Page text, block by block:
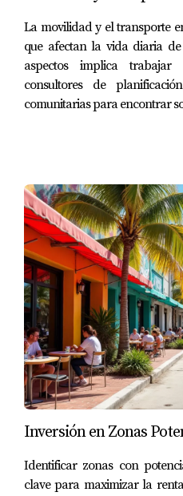
¿Es mejor alquilar o
Depende de tus
largo plazo. Alquilar puede
que comprar es una
¿Cómo afectan los
Los precios pueden variar
barrios. Es importante
¿Qué factores
nuevo barrio?
Proximidad al trabajo,
servicios y seguridad son
¿Hay áreas donde se
presupuesto?
Sí, zonas como Little
Miami ofrecen opciones
calidad de vida.
No dudes en
La movilidad y el transporte
que afectan la vida diaria de
aspectos implica trabajar
consultores de
comunitarias para encontrar
Inversión en Zonas
Identificar zonas con
clave para maximizar la